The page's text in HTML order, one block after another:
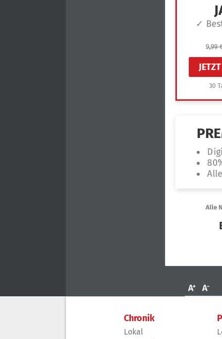
Chronik
Lokal